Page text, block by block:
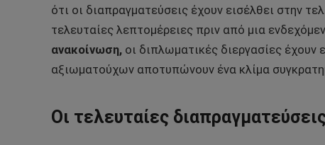
ότι οι διαπραγματεύσεις έχουν εισέλθει στην
τελευταίες λεπτομέρειες πριν από μια
ανακοίνωση, οι διπλωματικές διεργασίες έχουν
αξιωματούχων αποτυπώνουν ένα κλίμα
Οι τελευταίες